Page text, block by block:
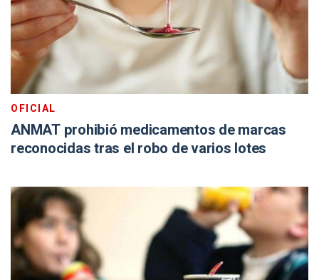
OFICIAL
ANMAT prohibió medicamentos de marcas
reconocidas tras el robo de varios lotes